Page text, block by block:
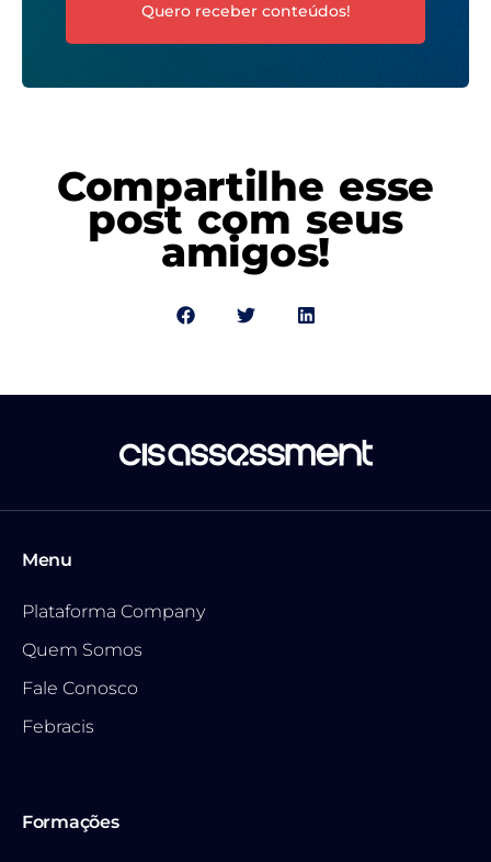
Quero receber conteúdos!
Compartilhe esse
post com seus
amigos!
Menu
Plataforma Company
Quem Somos
Fale Conosco
Febracis
Formações